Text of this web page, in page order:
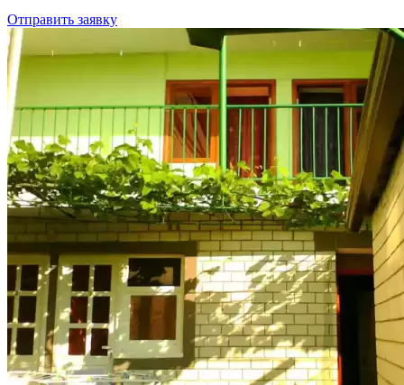
Отправить заявку